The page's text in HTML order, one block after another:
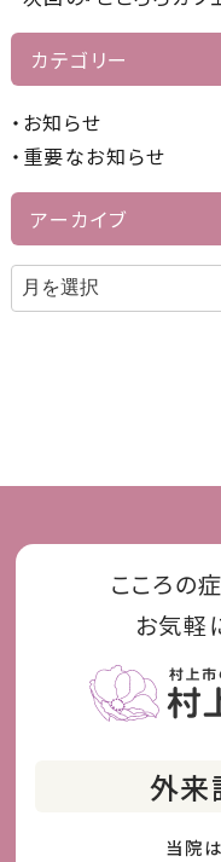
カテゴリー
お知らせ
重要なお知らせ
アーカイブ
こころの
お気軽
外来
当院